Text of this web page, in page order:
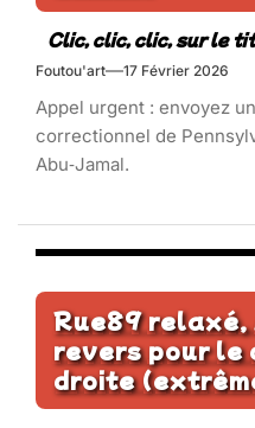
Foutou'art 17 Février 2026
Appel urgent : envoyez
correctionnel de
Abu‑Jamal.
Rue89 relaxé,
revers pour le
droite